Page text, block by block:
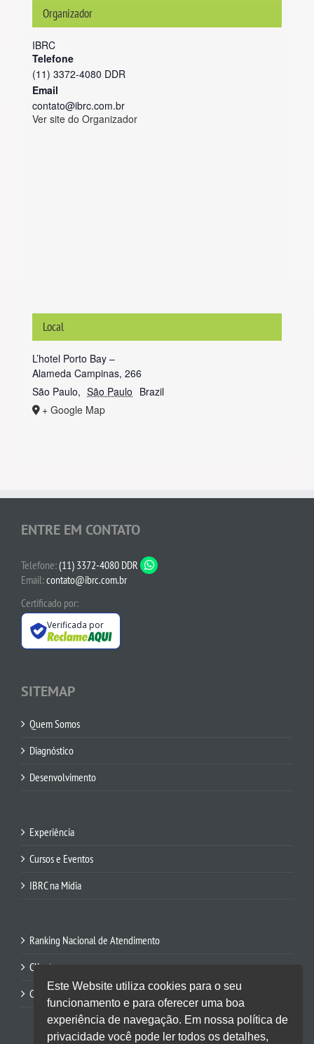
Organizador
IBRC
Telefone
(11) 3372-4080 DDR
Email
contato@ibrc.com.br
Ver site do Organizador
Local
L’hotel Porto Bay –
Alameda Campinas, 266
São Paulo, São Paulo Brazil
+ Google Map
ENTRE EM CONTATO
Telefone:(11) 3372-4080 DDR
Email:contato@ibrc.com.br
Certificado por:
Verificada por
SITEMAP
Quem Somos
Diagnóstico
Desenvolvimento
Experiência
Cursos e Eventos
IBRC na Mídia
Ranking Nacional de Atendimento
Clientes
Contato
Este Website utiliza cookies para o seu
funcionamento e para oferecer uma boa
experiência de navegação. Em nossa política de
privacidade você pode ler todos os detalhes,